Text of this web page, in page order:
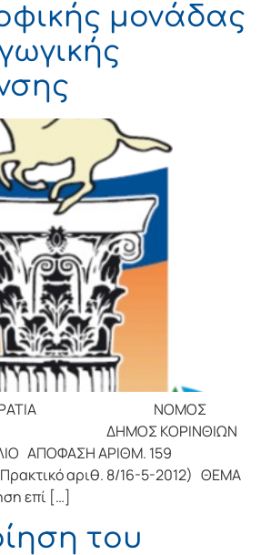
μονάδας
ΝΟΜΟΣ
ΔΗΜΟΣ ΚΟΡΙΝΘΙΩΝ
ΑΠΟΦΑΣΗ ΑΡΙΘΜ. 159
αριθ. 8/16-5-2012) ΘΕΜΑ
επί […]
του